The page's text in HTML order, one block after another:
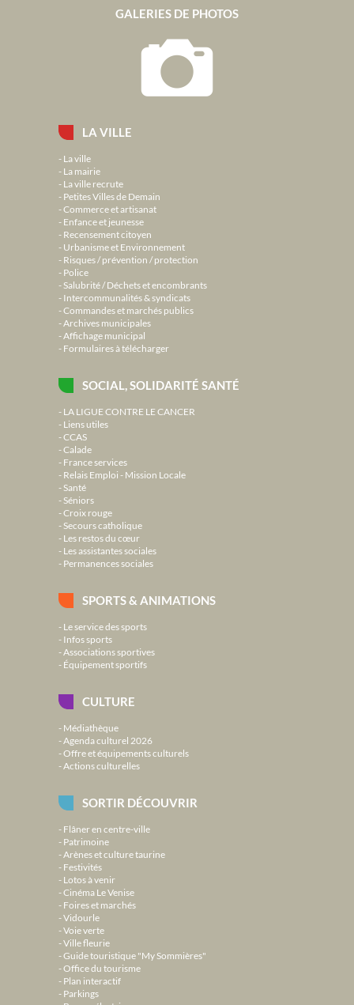
LA VILLE
La ville
La mairie
La ville recrute
Petites Villes de Demain
Commerce et artisanat
Enfance et jeunesse
Recensement citoyen
Urbanisme et Environnement
Risques / prévention / protection
Police
Salubrité / Déchets et encombrants
Intercommunalités & syndicats
Commandes et marchés publics
Archives municipales
Affichage municipal
Formulaires à télécharger
SOCIAL, SOLIDARITÉ SANTÉ
LA LIGUE CONTRE LE CANCER
Liens utiles
CCAS
Calade
France services
Relais Emploi - Mission Locale
Santé
Séniors
Croix rouge
Secours catholique
Les restos du cœur
Les assistantes sociales
Permanences sociales
SPORTS & ANIMATIONS
Le service des sports
Infos sports
Associations sportives
Équipement sportifs
CULTURE
Médiathèque
Agenda culturel 2026
Offre et équipements culturels
Actions culturelles
SORTIR DÉCOUVRIR
Flâner en centre-ville
Patrimoine
Arènes et culture taurine
Festivités
Lotos à venir
Cinéma Le Venise
Foires et marchés
Vidourle
Voie verte
Ville fleurie
Guide touristique "My Sommières"
Office du tourisme
Plan interactif
Parkings
GALERIES DE PHOTOS